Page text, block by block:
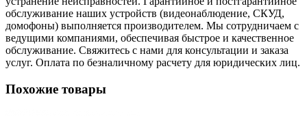
обслуживание наших устройств (видеонаблюдение, СКУД,
домофоны) выполняется производителем. Мы сотрудничаем с
ведущими компаниями, обеспечивая быстрое и качественное
обслуживание. Свяжитесь с нами для консультации и заказа
услуг. Оплата по безналичному расчету для юридических лиц.
Похожие товары